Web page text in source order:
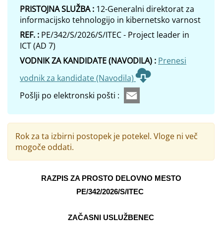
PRISTOJNA SLUŽBA : 12-Generalni direktorat za
informacijsko tehnologijo in kibernetsko varnost
REF. : PE/342/S/2026/S/ITEC - Project leader in
ICT (AD 7)
VODNIK ZA KANDIDATE (NAVODILA) : Prenesi
vodnik za kandidate (Navodila)
Pošlji po elektronski pošti :
Rok za ta izbirni postopek je potekel. Vloge ni več
mogoče oddati.
RAZPIS ZA PROSTO DELOVNO MESTO
PE/342/2026/S/ITEC
ZAČASNI USLUŽBENEC